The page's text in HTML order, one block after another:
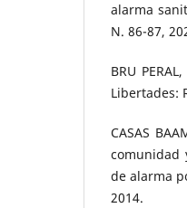
alarma
N. 86-87,
BRU
Libertades:
CASAS
comunidad
de alarma
2014.